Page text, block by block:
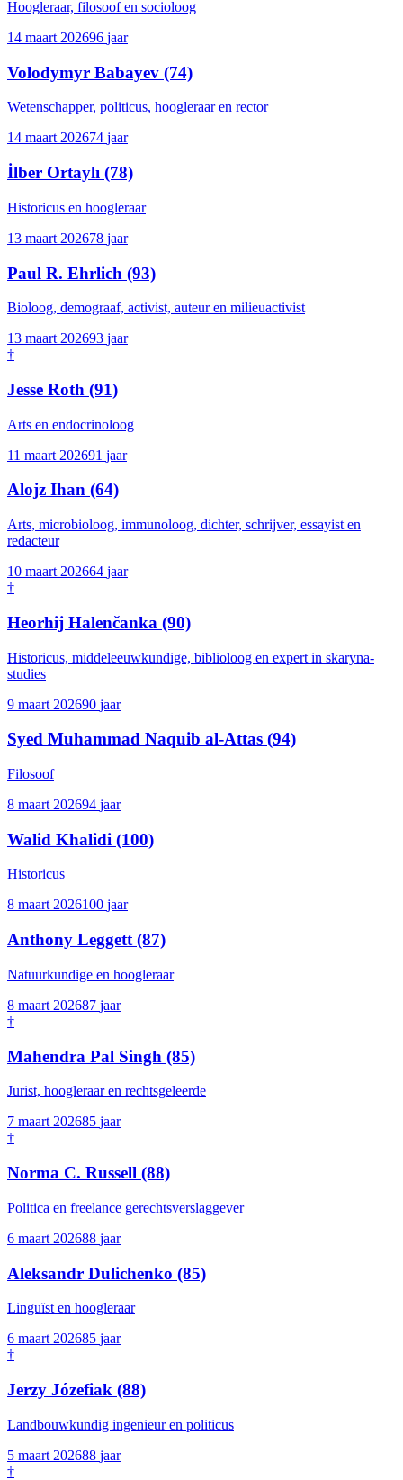
Hoogleraar, filosoof en socioloog
14 maart 202696 jaar
Volodymyr Babayev (74)
Wetenschapper, politicus, hoogleraar en rector
14 maart 202674 jaar
İlber Ortaylı (78)
Historicus en hoogleraar
13 maart 202678 jaar
Paul R. Ehrlich (93)
Bioloog, demograaf, activist, auteur en milieuactivist
13 maart 202693 jaar
†
Jesse Roth (91)
Arts en endocrinoloog
11 maart 202691 jaar
Alojz Ihan (64)
Arts, microbioloog, immunoloog, dichter, schrijver, essayist en
redacteur
10 maart 202664 jaar
†
Heorhij Halenčanka (90)
Historicus, middeleeuwkundige, biblioloog en expert in skaryna-
studies
9 maart 202690 jaar
Syed Muhammad Naquib al-Attas (94)
Filosoof
8 maart 202694 jaar
Walid Khalidi (100)
Historicus
8 maart 2026100 jaar
Anthony Leggett (87)
Natuurkundige en hoogleraar
8 maart 202687 jaar
†
Mahendra Pal Singh (85)
Jurist, hoogleraar en rechtsgeleerde
7 maart 202685 jaar
†
Norma C. Russell (88)
Politica en freelance gerechtsverslaggever
6 maart 202688 jaar
Aleksandr Dulichenko (85)
Linguïst en hoogleraar
6 maart 202685 jaar
†
Jerzy Józefiak (88)
Landbouwkundig ingenieur en politicus
5 maart 202688 jaar
†